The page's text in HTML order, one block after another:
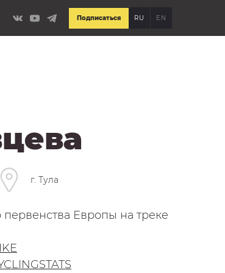
Подписаться RU EN
г. Тула
Европы на треке